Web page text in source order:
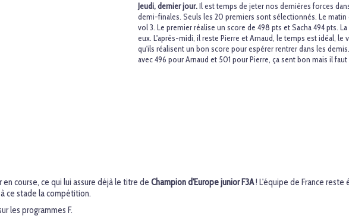
Jeudi, dernier jour.Il est temps de jeter nos dernières forces
demi-finales. Seuls les 20 premiers sont sélectionnés. Le matin
vol 3. Le premier réalise un score de 498 pts et Sacha 494 pts.
eux. L'après-midi, il reste Pierre et Arnaud, le temps est idéal,
qu'ils réalisent un bon score pour espérer rentrer dans les
avec 496 pour Arnaud et 501 pour Pierre, ça sent bon mais il
en course, ce qui lui assure déjà le titre de Champion d'Europe junior F3A! L'équipe de France reste
ce stade la compétition.
les programmes F.